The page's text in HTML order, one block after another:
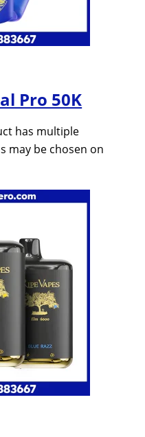
Pro 50K
has multiple
may be chosen on